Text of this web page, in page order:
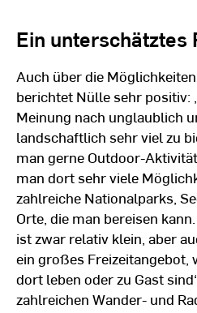
Ein unterschätztes
Auch über die
berichtet Nülle sehr positiv:
Meinung nach unglaublich
landschaftlich sehr viel zu
man gerne Outdoor-
man dort sehr viele
zahlreiche Nationalparks,
Orte, die man bereisen
ist zwar relativ klein, aber
ein großes Freizeitangebot,
dort leben oder zu Gast
zahlreichen Wander- und